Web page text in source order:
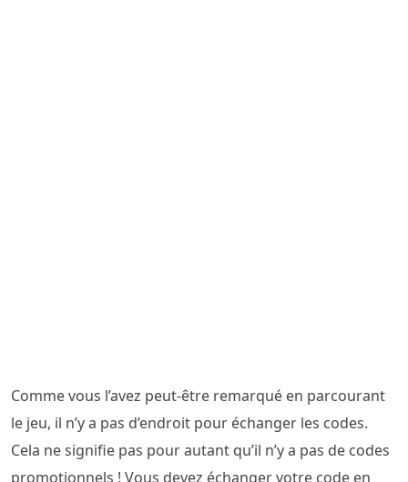
Comme vous l’avez peut-être remarqué en parcourant
le jeu, il n’y a pas d’endroit pour échanger les codes.
Cela ne signifie pas pour autant qu’il n’y a pas de codes
promotionnels ! Vous devez échanger votre code en